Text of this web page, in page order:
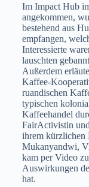
Im Impact Hub
angekommen,
bestehend aus
empfangen,
Interessierte
lauschten
Außerdem
Kaffee-
ruandischen
typischen
Kaffeehandel
FairActivistin
ihrem kürzlichen
Mukanyandwi,
kam per Video
Auswirkungen
hat.